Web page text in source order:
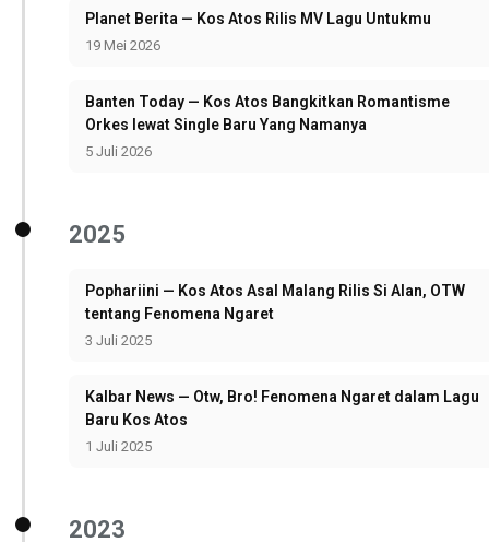
Planet Berita — Kos Atos Rilis MV Lagu Untukmu
19 Mei 2026
Banten Today — Kos Atos Bangkitkan Romantisme
Orkes lewat Single Baru Yang Namanya
5 Juli 2026
2025
Pophariini — Kos Atos Asal Malang Rilis Si Alan, OTW
tentang Fenomena Ngaret
3 Juli 2025
Kalbar News — Otw, Bro! Fenomena Ngaret dalam Lagu
Baru Kos Atos
1 Juli 2025
2023